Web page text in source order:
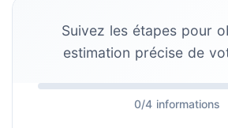
Suivez les étapes pour
estimation précise de
0/4 informations